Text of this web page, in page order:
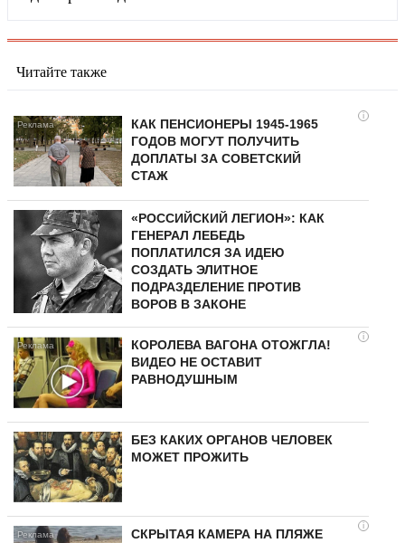
Читайте также
i
КАК ПЕНСИОНЕРЫ 1945-1965
ГОДОВ МОГУТ ПОЛУЧИТЬ
ДОПЛАТЫ ЗА СОВЕТСКИЙ
СТАЖ
«РОССИЙСКИЙ ЛЕГИОН»: КАК
ГЕНЕРАЛ ЛЕБЕДЬ
ПОПЛАТИЛСЯ ЗА ИДЕЮ
СОЗДАТЬ ЭЛИТНОЕ
ПОДРАЗДЕЛЕНИЕ ПРОТИВ
ВОРОВ В ЗАКОНЕ
i
КОРОЛЕВА ВАГОНА ОТОЖГЛА!
ВИДЕО НЕ ОСТАВИТ
РАВНОДУШНЫМ
БЕЗ КАКИХ ОРГАНОВ ЧЕЛОВЕК
МОЖЕТ ПРОЖИТЬ
i
СКРЫТАЯ КАМЕРА НА ПЛЯЖЕ